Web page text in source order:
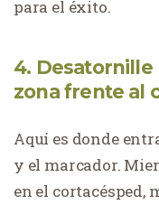
para el éxito.
4. Desatornille
zona frente al
Aquí es donde
y el marcador.
en el cortacésped,